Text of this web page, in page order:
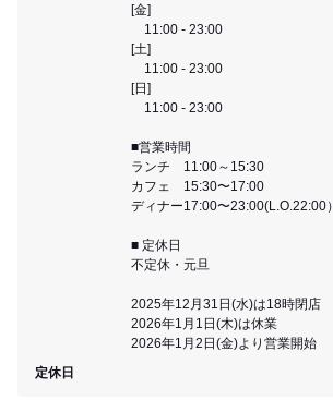
[金]
11:00 - 23:00
[土]
11:00 - 23:00
[日]
11:00 - 23:00
■営業時間
ランチ 11:00～15:30
カフェ 15:30〜17:00
ディナー17:00〜23:00(L.O.22:00）
■ 定休日
不定休・元旦
2025年12月31日(水)は18時閉店
2026年1月1日(木)は休業
2026年1月2日(金)より営業開始
定休日